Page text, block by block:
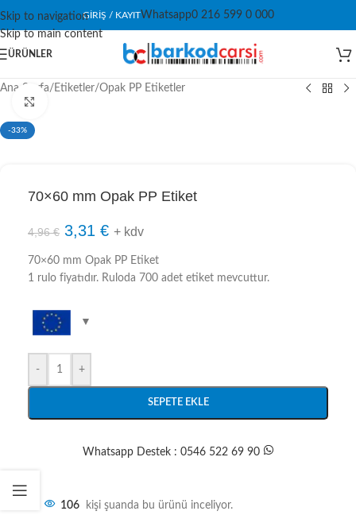
Skip to navigation
Skip to main content
GIRIŞ / KAYITWhatsapp0 216 599 0 000
ÜRÜNLER
Ana Sayfa/ Etiketler/Opak PP Etiketler
-33%
70×60 mm Opak PP Etiket
4,96€ 3,31 € + kdv
70×60 mm Opak PP Etiket
1 rulo fiyatıdır. Ruloda 700 adet etiket mevcuttur.
- +
SEPETE EKLE
Whatsapp Destek : 0546 522 69 90
106 kişi şuanda bu ürünü inceliyor.